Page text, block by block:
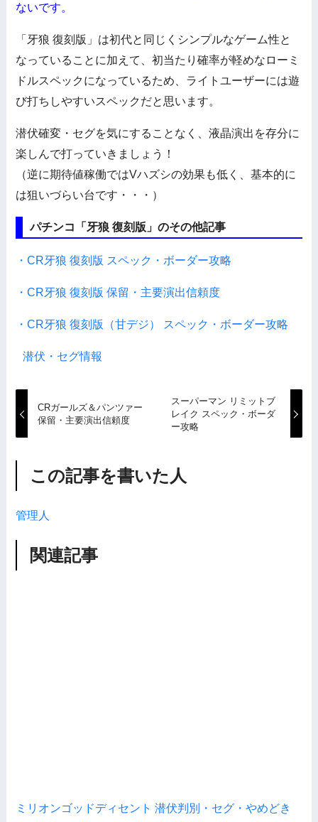
ないです。
「牙狼 復刻版」は初代と同じくシンプルなゲーム性と
なっていることに加えて、初当たり確率が軽めなローミ
ドルスペックになっているため、ライトユーザーには遊
び打ちしやすいスペックだと思います。
潜伏確変・セグを気にすることなく、液晶演出を存分に
楽しんで打っていきましょう！
（逆に期待値稼働ではVハズシの効果も低く、基本的に
は狙いづらい台です・・・）
パチンコ「牙狼 復刻版」のその他記事
・CR牙狼 復刻版 スペック・ボーダー攻略
・CR牙狼 復刻版 保留・主要演出信頼度
・CR牙狼 復刻版（甘デジ） スペック・ボーダー攻略
潜伏・セグ情報
CRガールズ＆パンツァー
保留・主要演出信頼度
スーパーマン リミットブ
レイク スペック・ボーダ
ー攻略
この記事を書いた人
管理人
関連記事
ミリオンゴッドディセント 潜伏判別・セグ・やめどき